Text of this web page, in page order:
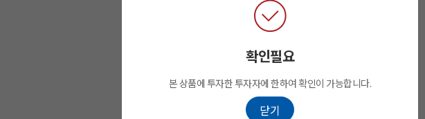
확인필요
본 상품에 투자한 투자자에 한하여 확인이 가능합니다.
닫기